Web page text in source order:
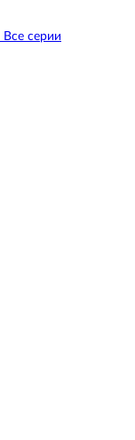
Все серии